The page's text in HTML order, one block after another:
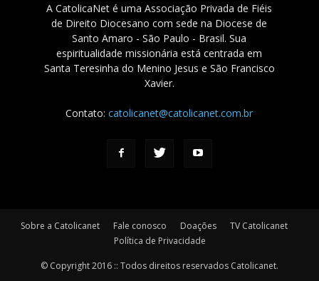
A CatolicaNet é uma Associação Privada de Fiéis
de Direito Diocesano com sede na Diocese de
Santo Amaro - São Paulo - Brasil. Sua
espiritualidade missionária está centrada em
Santa Teresinha do Menino Jesus e São Francisco
Xavier.
Contato:catolicanet@catolicanet.com.br
Sobre a Catolicanet Fale conosco Doações
TV Catolicanet
Política de Privacidade
© Copyright 2016 :: Todos direitos reservados Catolicanet.